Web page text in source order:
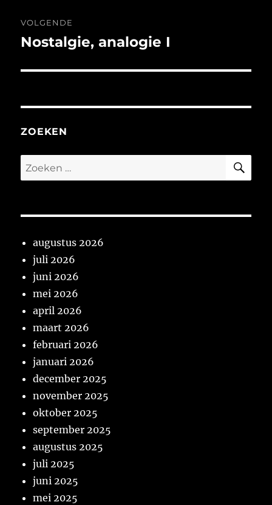
VOLGENDE
Volgend
Nostalgie, analogie I
ZOEKEN
Zoeken
naar:
augustus 2026
juli 2026
juni 2026
mei 2026
april 2026
maart 2026
februari 2026
januari 2026
december 2025
november 2025
oktober 2025
september 2025
augustus 2025
juli 2025
juni 2025
mei 2025